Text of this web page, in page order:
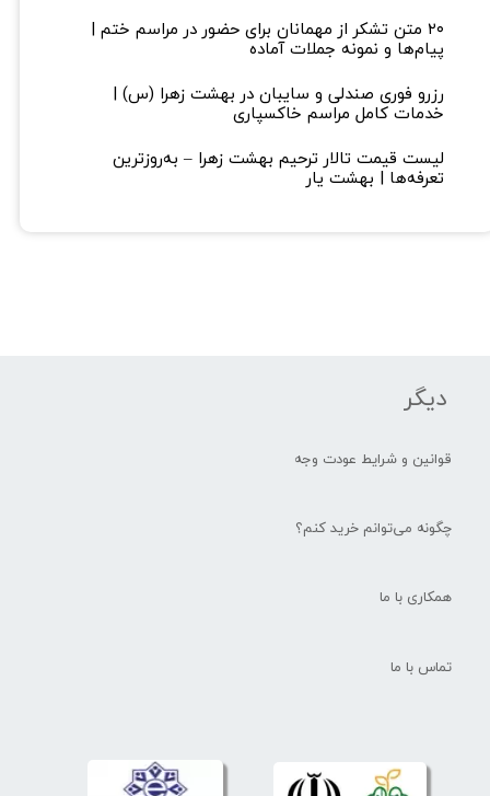
۲۰ متن تشکر از مهمانان برای حضور در مراسم ختم |
پیام‌ها و نمونه جملات آماده
رزرو فوری صندلی و سایبان در بهشت زهرا (س) |
خدمات کامل مراسم خاکسپاری
لیست قیمت تالار ترحیم بهشت زهرا – به‌روزترین
تعرفه‌ها | بهشت یار
دیگر
قوانین و شرایط عودت وجه
چگونه می‌توانم خرید کنم؟
همکاری با ما
تماس با ما